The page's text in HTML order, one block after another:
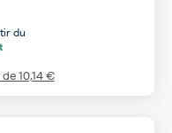
du
de10,14 €